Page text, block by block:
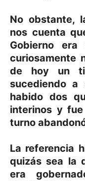
No obstante,
nos cuenta
Gobierno
curiosamente
de hoy un
sucediendo a
habido dos
interinos y
turno
La referencia
quizás sea la
era